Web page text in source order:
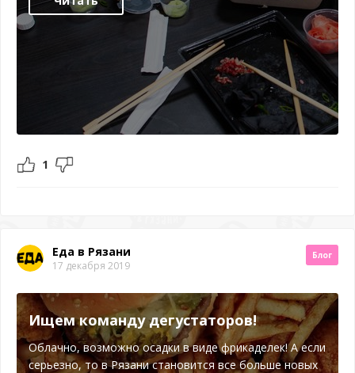
1
Еда в Рязани
17 декабря 2019
Блог
Ищем команду дегустаторов!
Облачно, возможно осадки в виде фрикаделек! А если
серьезно, то в Рязани становится все больше новых